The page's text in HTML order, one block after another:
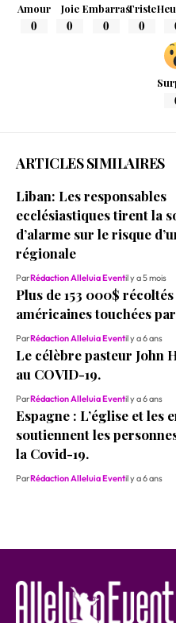
Amour
0
Joie
0
Embarras
0
Triste
0
ARTICLES SIMILAIRES
Liban: Les responsables
ecclésiastiques tirent la
d’alarme sur le risque
régionale
ParRédaction Alleluia Eventil y a 5 mois
Plus de 153 000$
américaines touchées
ParRédaction Alleluia Eventil y a 6 ans
Le célèbre pasteur John
au COVID-19.
ParRédaction Alleluia Eventil y a 6 ans
Espagne : L’église et les
soutiennent les
la Covid-19.
ParRédaction Alleluia Eventil y a 6 ans